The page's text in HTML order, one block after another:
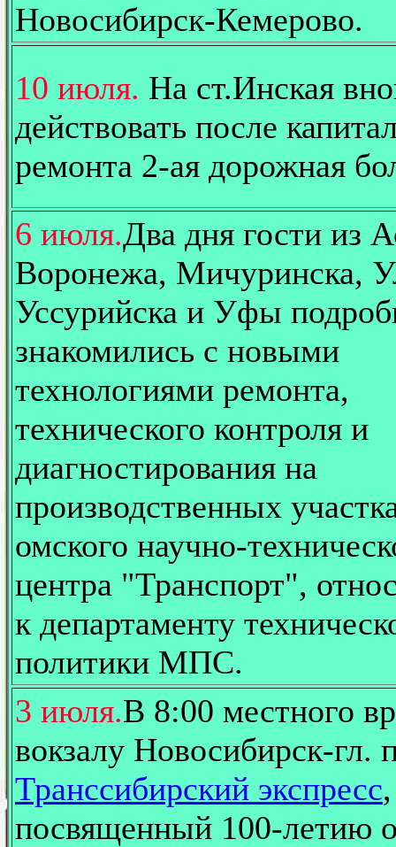
Новосибирск-Кемерово.
10 июля. На ст.Инская
действовать после
ремонта 2-ая дорожная
6 июля.Два дня гости из
Воронежа, Мичуринска,
Уссурийска и Уфы
знакомились с новыми
технологиями ремонта,
технического контроля и
диагностирования на
производственных
омского научно-
центра "Транспорт",
к департаменту
политики МПС.
3 июля.В 8:00 местного
вокзалу Новосибирск-гл.
Транссибирский экспресс,
посвященный 100-летию